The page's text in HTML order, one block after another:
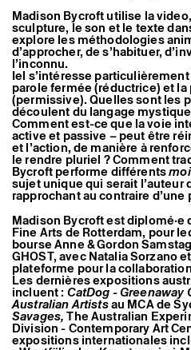
Programmation
Agenda : en cours et à venir
Expositions
Événements
Programmation éditoriale
Médiation
Publics associés
Les Nouveaux
Artistes résident·es et
Résident·es
Artistes associé·es
Hors-les-murs
Ancien·nes résident·es et
Madison Bycroft utilise la
sculpture, le son et le texte
explore les méthodologies
d’approcher, de s’habituer,
l’inconnu.
Iel s’intéresse
parole fermée (réductrice) et
(permissive). Quelles sont les
découlent du langage
Comment est-ce que la voie
active et passive – peut être
et l’action, de manière à
le rendre pluriel ? Comment
Bycroft performe différentsmoi
sujet unique qui serait l’auteur
rapprochant au contraire
Madison Bycroft est
Fine Arts de Rotterdam, pour
bourse Anne & Gordon
GHOST, avec Natalia Sorzano
plateforme pour la
Les dernières expositions
incluent :CatDog - Greenaway
Australian Artistsau MCA de
Savages,The Australian
Division - Contemporary Art
expositions internationales